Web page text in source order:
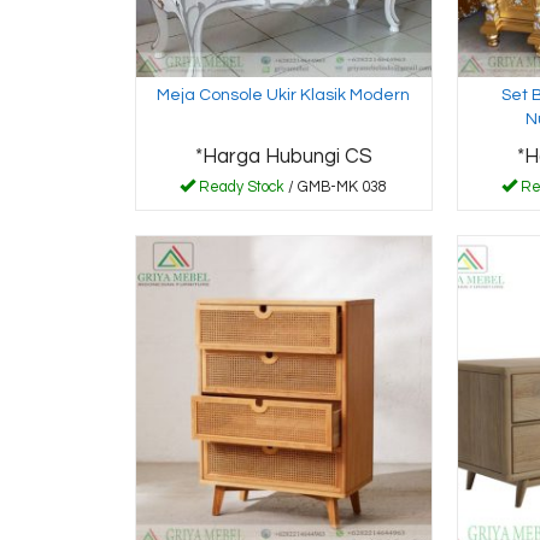
Meja Console Ukir Klasik Modern
*Harga Hubungi CS
Ready Stock / GMB-MK 038
Set